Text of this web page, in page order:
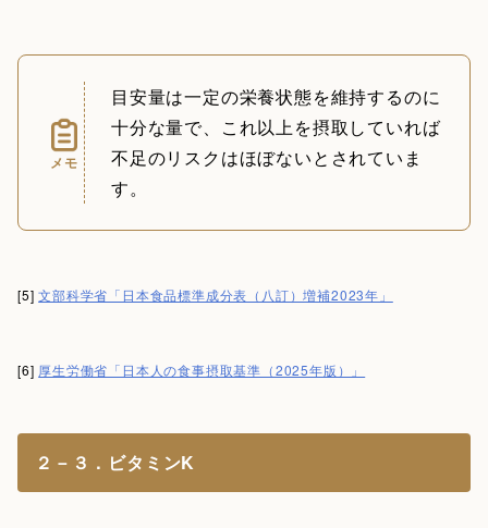
メモ
目安量は一定の栄養状態を維持するのに
十分な量で、これ以上を摂取していれば
不足のリスクはほぼないとされていま
す。
[5]文部科学省「日本食品標準成分表（八訂）増補2023年」
[6] 厚生労働省「日本人の食事摂取基準（2025年版）」
２－３．ビタミンK